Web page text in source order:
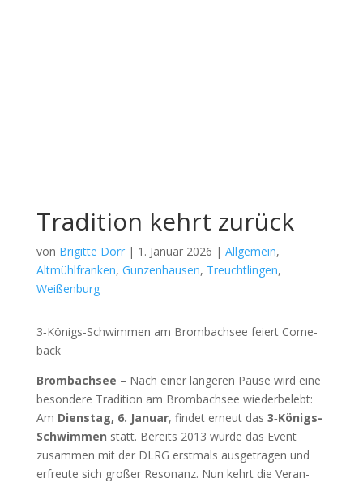
Tradition kehrt zurück
von Brigitte Dorr| 1. Januar 2026 | Allgemein,
Altmühlfranken, Gunzenhausen, Treuchtlingen,
Weißenburg
3‑Kö­nigs-Schwim­men am Brom­b­ach­see fei­ert Come­
back
Brom­b­ach­see – Nach einer län­ge­ren Pau­se wird eine
beson­de­re Tra­di­ti­on am Brom­b­ach­see wie­der­be­lebt:
Am Diens­tag, 6. Janu­ar, fin­det erneut das 3‑Kö­nigs-
Schwim­men statt. Bereits 2013 wur­de das Event
zusam­men mit der DLRG erst­mals aus­ge­tra­gen und
erfreu­te sich gro­ßer Reso­nanz. Nun kehrt die Ver­an­